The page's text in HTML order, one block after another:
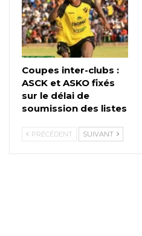
Coupes inter-clubs :
ASCK et ASKO fixés
sur le délai de
soumission des listes
PRÉCÉDENT SUIVANT